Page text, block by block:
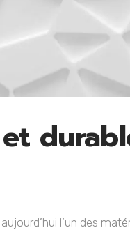
l’un des